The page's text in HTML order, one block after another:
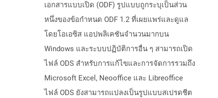
เอกสารแบบเปิด (ODF) รูปแบบถูกระบุเป็นส่วน
หนึ่งของข้อกำหนด ODF 1.2 ที่เผยแพร่และดูแล
โดยโอเอซิส แอปพลิเคชันจำนวนมากบน
Windows และระบบปฏิบัติการอื่น ๆ สามารถเปิด
ไฟล์ ODS สำหรับการแก้ไขและการจัดการรวมถึง
Microsoft Excel, Neooffice และ Libreoffice
ไฟล์ ODS ยังสามารถแปลงเป็นรูปแบบสเปรดชีต